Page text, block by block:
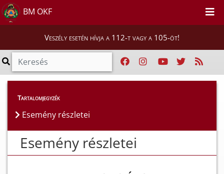
BM OKF
Veszély esetén hívja a 112-t vagy a 105-öt!
Esemény részletei
Tartalomjegyzék
Esemény részletei
Esemény részletei